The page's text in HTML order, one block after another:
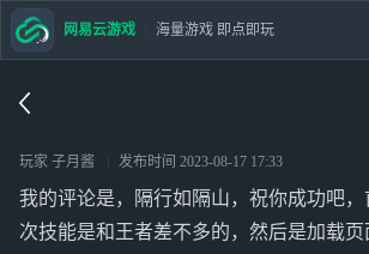
玩家 子月酱 发布时间 2023-08-17 17:33
我的评论是，隔行如隔山，祝你成功吧
次技能是和王者差不多的，然后是加载
网易云游戏 海量游戏 即点即玩